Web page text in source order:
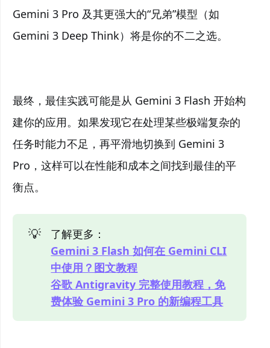
Gemini 3 Pro 及其更强大的“兄弟”模型（如
Gemini 3 Deep Think）将是你的不二之选。
最终，最佳实践可能是从 Gemini 3 Flash 开始构
建你的应用。如果发现它在处理某些极端复杂的
任务时能力不足，再平滑地切换到 Gemini 3
Pro，这样可以在性能和成本之间找到最佳的平
衡点。
💡
了解更多：
Gemini 3 Flash 如何在 Gemini CLI
中使用？图文教程
谷歌 Antigravity 完整使用教程，免
费体验 Gemini 3 Pro 的新编程工具